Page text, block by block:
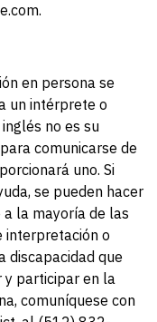
en persona se
un intérprete o
no es su
comunicarse de
uno. Si
se pueden hacer
la mayoría de las
interpretación o
discapacidad que
y participar en la
comuníquese con